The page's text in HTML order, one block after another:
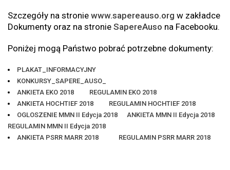
Szczegóły na stronie www.sapereauso.org w zakładce
Dokumenty oraz na stronie SapereAuso na Facebooku.
Poniżej mogą Państwo pobrać potrzebne dokumenty:
PLAKAT_INFORMACYJNY
KONKURSY_SAPERE_AUSO_
ANKIETA EKO 2018
REGULAMIN EKO 2018
ANKIETA HOCHTIEF 2018
REGULAMIN HOCHTIEF 2018
OGLOSZENIE MMN II Edycja 2018
ANKIETA MMN II Edycja 2018
REGULAMIN MMN II Edycja 2018
ANKIETA PSRR MARR 2018
REGULAMIN PSRR MARR 2018